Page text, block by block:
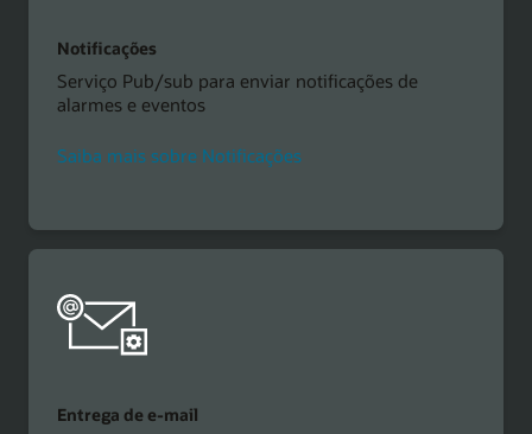
Notificações
Serviço Pub/sub para enviar notificações de
alarmes e eventos
Saiba mais sobre Notificações
Entrega de e-mail